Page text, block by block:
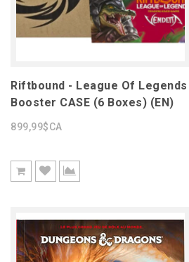
Riftbound - League Of Legends
Booster CASE (6 Boxes) (EN)
899,99$CA